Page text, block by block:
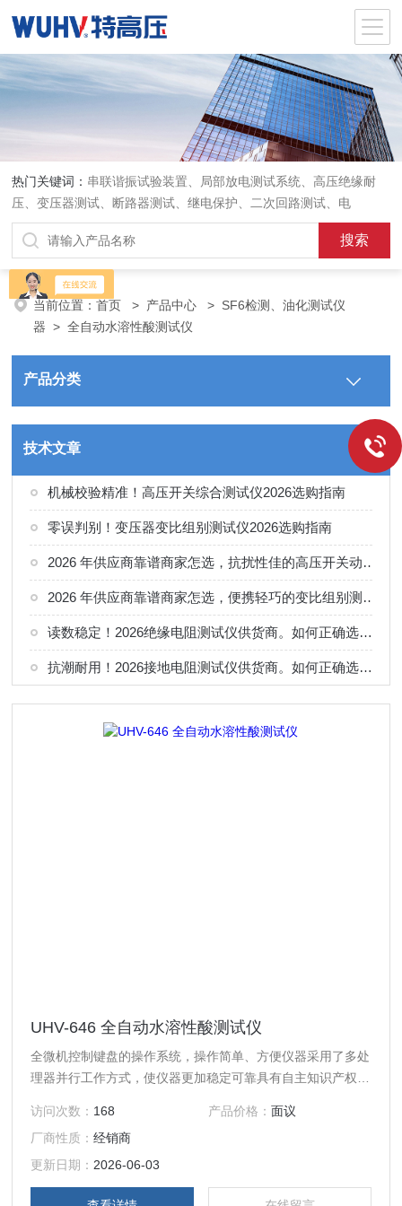
热门关键词： 串联谐振试验装置、局部放电测试系统、高压绝缘耐
压、变压器测试、断路器测试、继电保护、二次回路测试、电
当前位置：首页 > 产品中心 > SF6检测、油化测试仪
器 >全自动水溶性酸测试仪
产品分类
技术文章
机械校验精准！高压开关综合测试仪2026选购指南
零误判别！变压器变比组别测试仪2026选购指南
2026 年供应商靠谱商家怎选，抗扰性佳的高压开关动特性测试仪供应商甄别
2026 年供应商靠谱商家怎选，便携轻巧的变比组别测试仪选购指南
读数稳定！2026绝缘电阻测试仪供货商。如何正确选择适合的厂家
抗潮耐用！2026接地电阻测试仪供货商。如何正确选择适合的厂家
UHV-646 全自动水溶性酸测试仪
全微机控制键盘的操作系统，操作简单、方便仪器采用了多处
理器并行工作方式，使仪器更加稳定可靠具有自主知识产权的
访问次数： 168 产品价格： 面议
厂商性质：经销商
更新日期： 2026-06-03